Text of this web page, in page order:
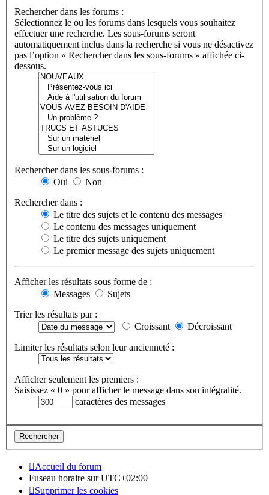
Rechercher dans les forums :
Sélectionnez le ou les forums dans lesquels vous souhaitez
effectuer une recherche. Les sous-forums seront
automatiquement inclus dans la recherche si vous ne désactivez
pas l’option « Rechercher dans les sous-forums » affichée ci-
dessous.
Rechercher dans les sous-forums :
Oui
Non
Rechercher dans :
Le titre des sujets et le contenu des messages
Le contenu des messages uniquement
Le titre des sujets uniquement
Le premier message des sujets uniquement
Afficher les résultats sous forme de :
Messages
Sujets
Trier les résultats par :
Croissant
Décroissant
Limiter les résultats selon leur ancienneté :
Afficher seulement les premiers :
Saisissez « 0 » pour afficher le message dans son intégralité.
caractères des messages
Accueil du forum
Fuseau horaire surUTC+02:00
Supprimer les cookies